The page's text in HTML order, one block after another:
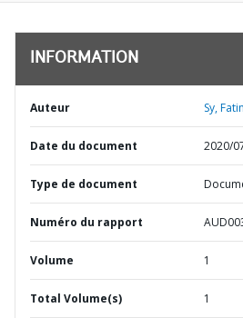
INFORMATION
Auteur Sy,
Date du document 2020/
Type de document
Numéro du rapport
Volume 1
Total Volume(s) 1